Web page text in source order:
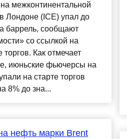
на межконтинентальной
Лондоне (ICE) упал до
баррель, сообщают
со ссылкой на
торгов. Как отмечает
июньские фьючерсы на
на старте торгов
8% до зна...
нефть марки Brent